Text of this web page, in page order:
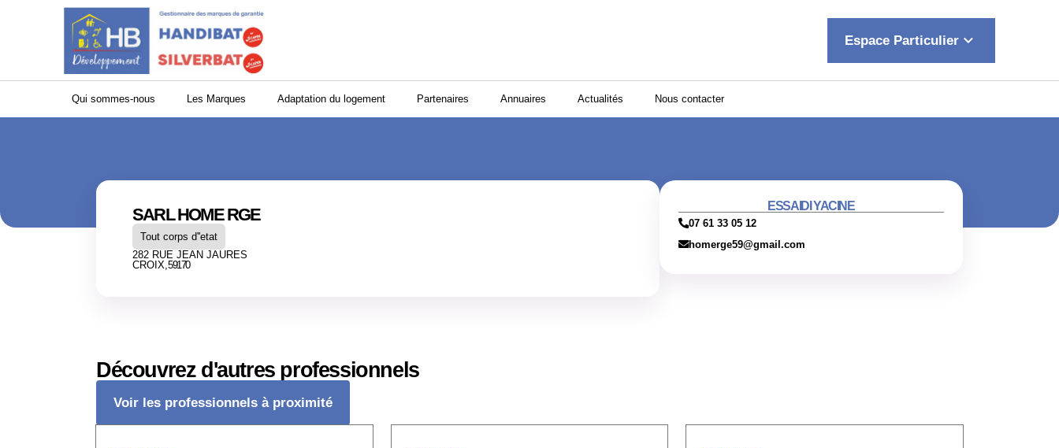
Panneau de gestion des cookies
Espace Particulier keyboard_arrow_down
Qui sommes-nous Les Marques Adaptation du logement Partenaires Annuaires Actualités Nous contacter
SARL HOME RGE
Tout corps d''etat
282 RUE JEAN JAURES
CROIX,59170
ESSAIDI YACINE
07 61 33 05 12
homerge59@gmail.com
Découvrez d'autres professionnels
Voir les professionnels à proximité